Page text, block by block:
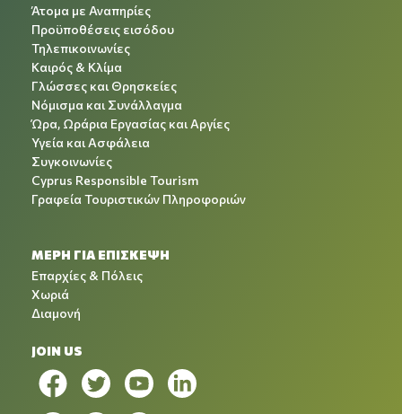
Άτομα με Αναπηρίες
Προϋποθέσεις εισόδου
Τηλεπικοινωνίες
Καιρός & Κλίμα
Γλώσσες και Θρησκείες
Νόμισμα και Συνάλλαγμα
Ώρα, Ωράρια Εργασίας και Αργίες
Υγεία και Ασφάλεια
Συγκοινωνίες
Cyprus Responsible Tourism
Γραφεία Τουριστικών Πληροφοριών
ΜΕΡΗ ΓΙΑ ΕΠΙΣΚΕΨΗ
Επαρχίες & Πόλεις
Χωριά
Διαμονή
JOIN US